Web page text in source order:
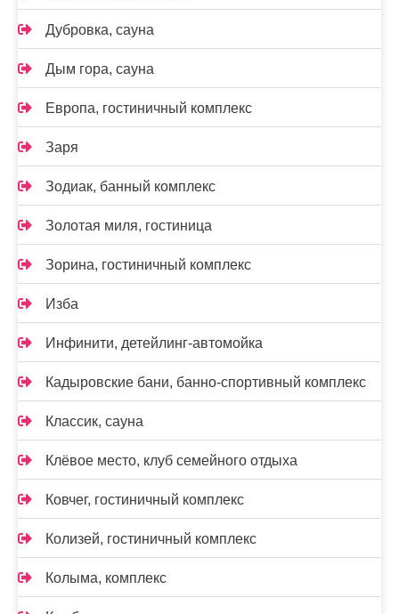
Дубровка, сауна
Дым гора, сауна
Европа, гостиничный комплекс
Заря
Зодиак, банный комплекс
Золотая миля, гостиница
Зорина, гостиничный комплекс
Изба
Инфинити, детейлинг-автомойка
Кадыровские бани, банно-спортивный комплекс
Классик, сауна
Клёвое место, клуб семейного отдыха
Ковчег, гостиничный комплекс
Колизей, гостиничный комплекс
Колыма, комплекс